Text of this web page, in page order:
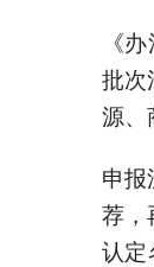
《
批次
源、
申
荐，
认定